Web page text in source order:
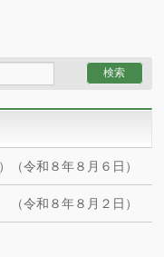
令和８年８月６日）
年８月２日）